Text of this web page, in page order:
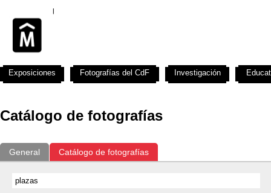
Catálogo de fotografías
General Catálogo de fotografías
Exposiciones Fotografías del CdF Investigación